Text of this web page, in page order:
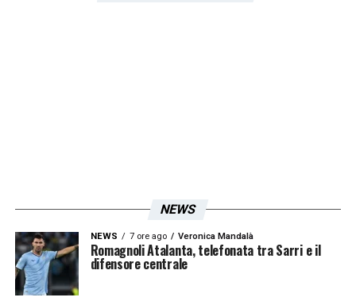
NEWS
NEWS 7 ore ago Veronica Mandalà
Romagnoli Atalanta, telefonata tra Sarri e il
difensore centrale